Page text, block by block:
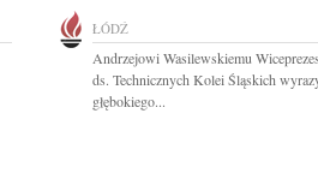
ŁÓDŹ
Andrzejowi Wasilewskiemu
ds. Technicznych Kolei Śląskich
głębokiego...